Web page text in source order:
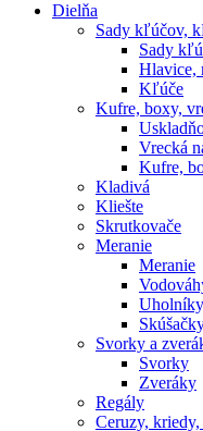
Dielňa
Sady kľúčov,
Sady
Hlavice,
Kľúče
Kufre, boxy,
Vrecká
Kufre,
Kladivá
Kliešte
Skrutkovače
Meranie
Meranie
Svorky a
Svorky
Zveráky
Regály
Ceruzy,